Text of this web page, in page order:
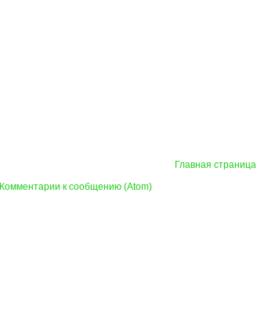
Главная страница
Комментарии к сообщению (Atom)